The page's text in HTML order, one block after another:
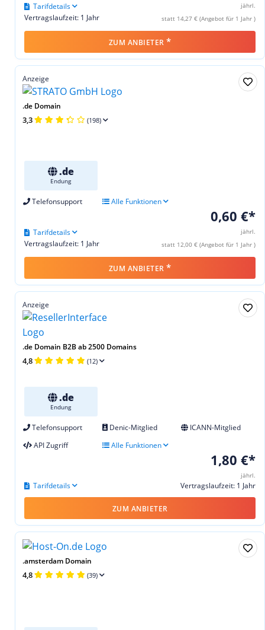
jährl.
statt 14,27 € (Angebot für 1 Jahr )
Vertragslaufzeit: 1 Jahr
Tarifdetails
ZUM ANBIETER *
Anzeige
.de Domain
3,3 (198)
.de
Endung
Telefonsupport Alle Funktionen
0,60 €*
jährl.
statt 12,00 € (Angebot für 1 Jahr )
Vertragslaufzeit: 1 Jahr
Tarifdetails
ZUM ANBIETER *
Anzeige
.de Domain B2B ab 2500 Domains
4,8 (12)
.de
Endung
Telefonsupport Denic-Mitglied
ICANN-Mitglied
API Zugriff
Alle Funktionen
1,80 €*
jährl.
Vertragslaufzeit: 1 Jahr
Tarifdetails
ZUM ANBIETER
.amsterdam Domain
4,8 (39)